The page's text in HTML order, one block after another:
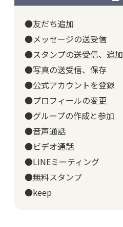
●友だち追加
●メッセージの送受信
●スタンプの送受信、追加
●写真の送受信、保存
●公式アカウントを登録
●プロフィールの変更
●グループの作成と参加
●音声通話
●ビデオ通話
●LINEミーティング
●無料スタンプ
●keep